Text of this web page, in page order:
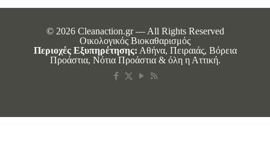
© 2026 Cleanaction.gr — All Rights Reserved
Οικολογικός Βιοκαθαρισμός
Περιοχές Εξυπηρέτησης: Αθήνα, Πειραιάς, Βόρεια
Προάστια, Νότια Προάστια & όλη η Αττική.